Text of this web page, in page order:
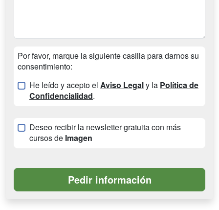
Por favor, marque la siguiente casilla para darnos su
consentimiento:
He leído y acepto el Aviso Legaly la Política de
Confidencialidad.
Deseo recibir la newsletter gratuita con más
cursos de Imagen